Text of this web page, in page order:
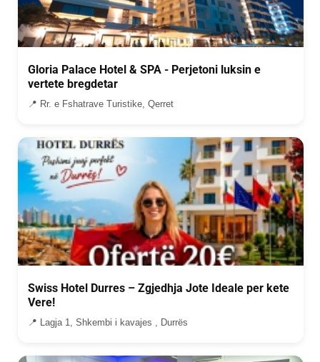
Gloria Palace Hotel & SPA - Perjetoni luksin e
vertete bregdetar
📍 Rr. e Fshatrave Turistike, Qerret
Swiss Hotel Durres – Zgjedhja Jote Ideale per kete
Vere!
📍 Lagja 1, Shkembi i kavajes , Durrës